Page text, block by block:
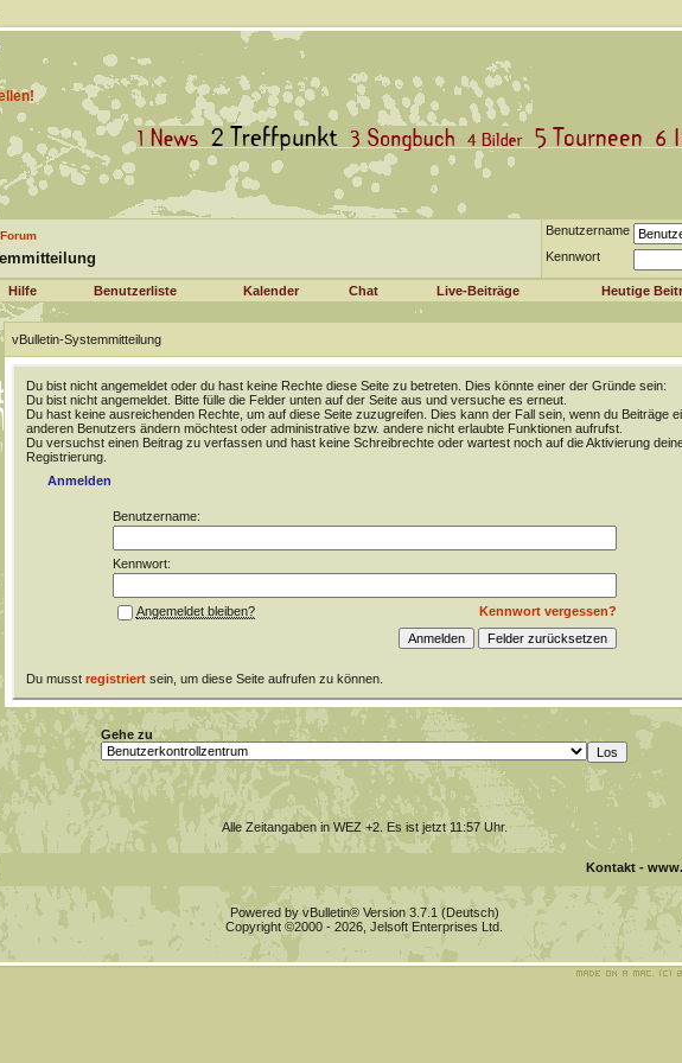
Benutzername
Kennwort
Hilfe Benutzerliste Kalender Chat Live-Beiträge Heutige
vBulletin-Systemmitteilung
Du bist nicht angemeldet oder du hast keine Rechte diese Seite zu betreten. Dies könnte einer der Gründe sein:
Du bist nicht angemeldet. Bitte fülle die Felder unten auf der Seite aus und versuche es erneut.
Du hast keine ausreichenden Rechte, um auf diese Seite zuzugreifen. Dies kann der Fall sein, wenn du Beiträge
anderen Benutzers ändern möchtest oder administrative bzw. andere nicht erlaubte Funktionen aufrufst.
Du versuchst einen Beitrag zu verfassen und hast keine Schreibrechte oder wartest noch auf die Aktivierung
Registrierung.
Anmelden
Benutzername:
Kennwort:
Kennwort vergessen?
Angemeldet bleiben?
Du musst registriertsein, um diese Seite aufrufen zu können.
Gehe zu
Alle Zeitangaben in WEZ +2. Es ist jetzt11:57Uhr.
Kontakt-
Powered by vBulletin® Version 3.7.1 (Deutsch)
Copyright ©2000 - 2026, Jelsoft Enterprises Ltd.